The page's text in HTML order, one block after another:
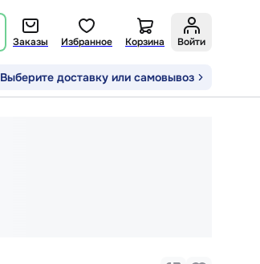
Заказы Избранное Корзина Войти
Выберите доставку или самовывоз